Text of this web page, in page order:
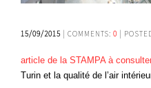
15/09/2015 | COMMENTS: 0 |
article de la STAMPA à
Turin et la qualité de l’air